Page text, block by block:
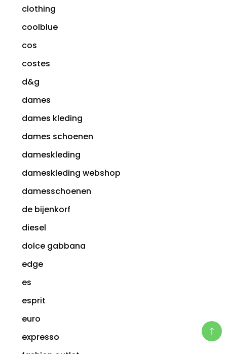
clothing
coolblue
cos
costes
d&g
dames
dames kleding
dames schoenen
dameskleding
dameskleding webshop
damesschoenen
de bijenkorf
diesel
dolce gabbana
edge
es
esprit
euro
expresso